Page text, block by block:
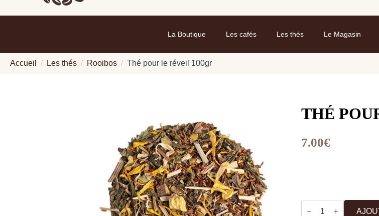
La Boutique Les cafés Les thés Le Magasin
Accueil Les thés Rooibos Thé pour le réveil 100gr
THÉ
7.00€
quantité
de